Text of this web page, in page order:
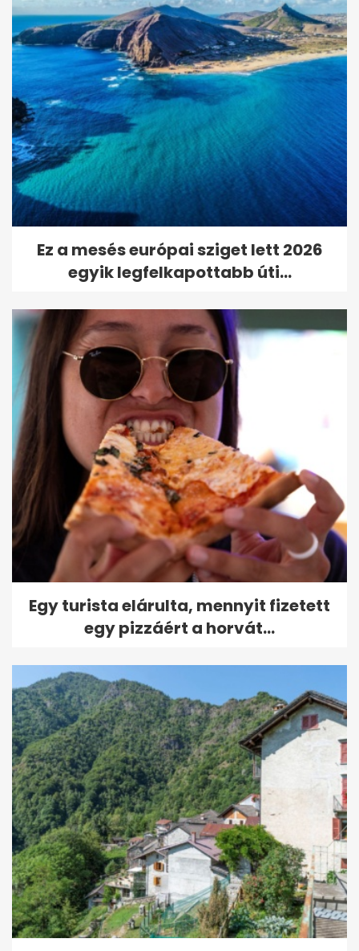
Ez a mesés európai sziget lett 2026
egyik legfelkapottabb úti...
Egy turista elárulta, mennyit fizetett
egy pizzáért a horvát...